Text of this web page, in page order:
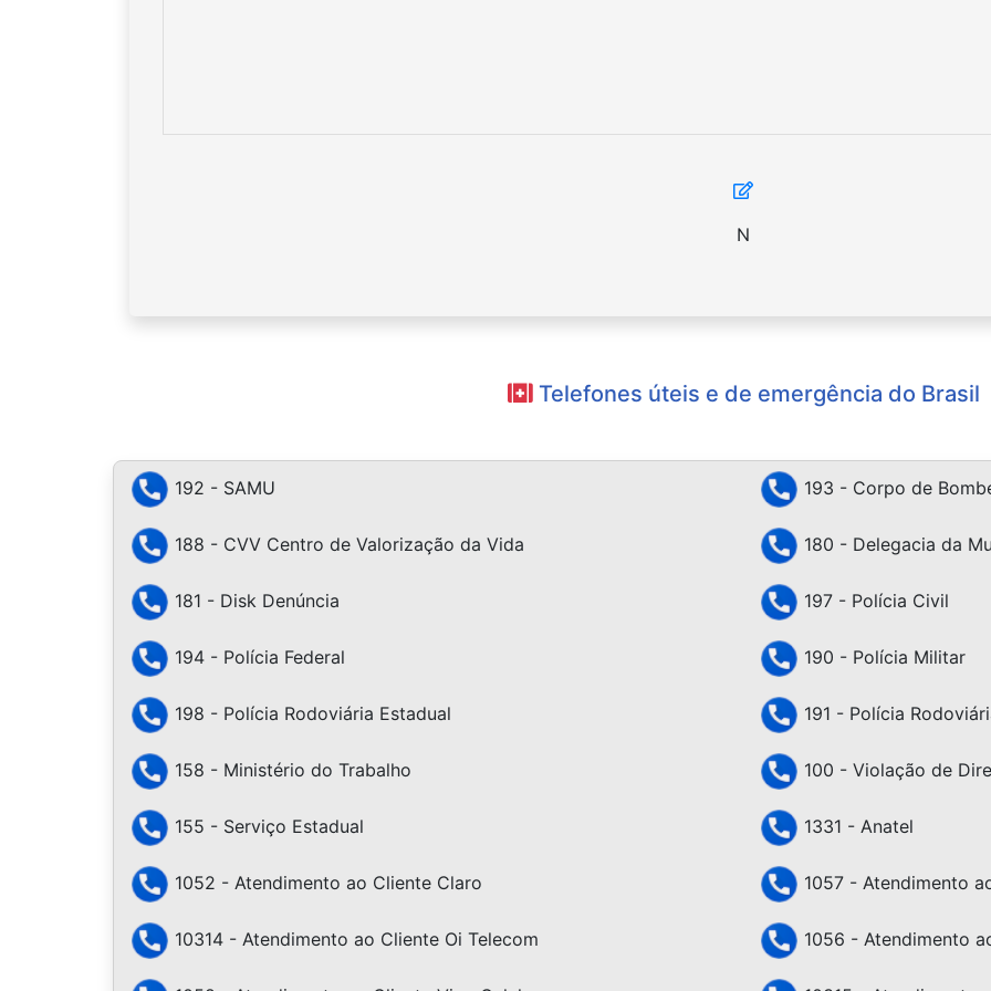
N
Telefones úteis e de emergência do Brasil
192 - SAMU 193 - Corpo de
188 - CVV Centro de Valorização da Vida 180 - Delegacia da
181 - Disk Denúncia 197 - Polícia Civil
194 - Polícia Federal 190 - Polícia Militar
198 - Polícia Rodoviária Estadual 191 - Polícia
158 - Ministério do Trabalho 100 - Violação de
155 - Serviço Estadual 1331 - Anatel
1052 - Atendimento ao Cliente Claro 1057 - Atendimento
10314 - Atendimento ao Cliente Oi Telecom 1056 - Atendimento